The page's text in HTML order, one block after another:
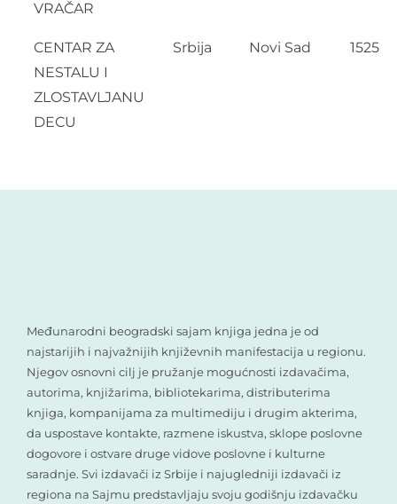
VRAČAR
CENTAR ZA
NESTALU I
ZLOSTAVLJANU
DECU
Srbija Novi Sad 1525
Međunarodni beogradski sajam knjiga jedna je od
najstarijih i najvažnijih književnih manifestacija u regionu.
Njegov osnovni cilj je pružanje mogućnosti izdavačima,
autorima, knjižarima, bibliotekarima, distributerima
knjiga, kompanijama za multimediju i drugim akterima,
da uspostave kontakte, razmene iskustva, sklope poslovne
dogovore i ostvare druge vidove poslovne i kulturne
saradnje. Svi izdavači iz Srbije i najugledniji izdavači iz
regiona na Sajmu predstavljaju svoju godišnju izdavačku